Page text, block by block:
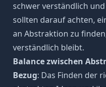
schwer verständlich
sollten darauf achten,
an Abstraktion zu
verständlich bleibt.
Balance zwischen
Bezug: Das Finden der